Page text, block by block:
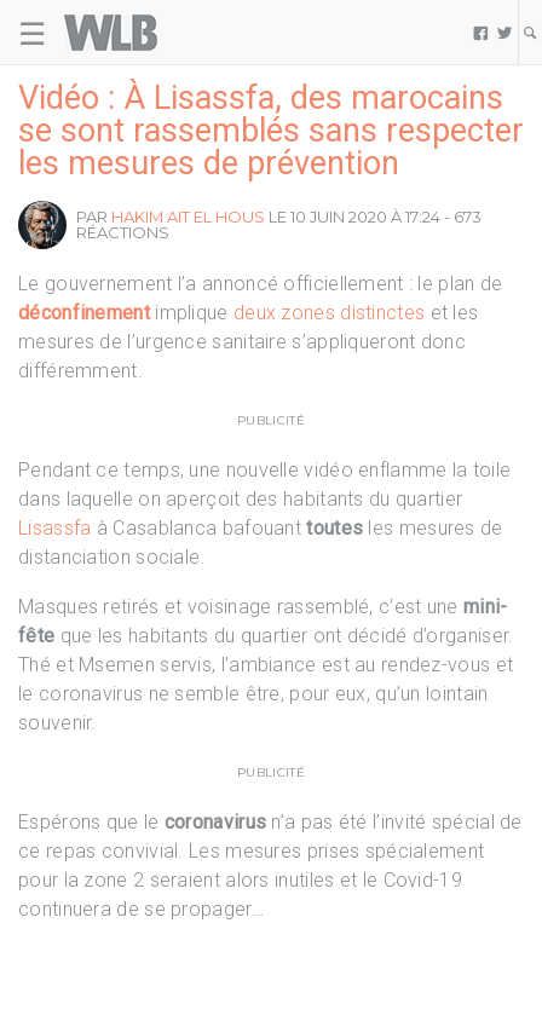
☰  
Vidéo : À Lisassfa, des marocains
se sont rassemblés sans respecter
les mesures de prévention
PAR HAKIM AIT EL HOUS LE 10 JUIN 2020 À 17:24 - 673
RÉACTIONS
Le gouvernement l’a annoncé officiellement : le plan de
déconfinementimplique deux zones distinctes et les
mesures de l’urgence sanitaire s’appliqueront donc
différemment.
PUBLICITÉ
Pendant ce temps, une nouvelle vidéo enflamme la toile
dans laquelle on aperçoit des habitants du quartier
Lisassfa à Casablanca bafouanttoutes les mesures de
distanciation sociale.
Masques retirés et voisinage rassemblé, c’est une mini-
fête que les habitants du quartier ont décidé d’organiser.
Thé et Msemen servis, l’ambiance est au rendez-vous et
le coronavirus ne semble être, pour eux, qu’un lointain
souvenir.
PUBLICITÉ
Espérons que le coronavirus n’a pas été l’invité spécial de
ce repas convivial. Les mesures prises spécialement
pour la zone 2 seraient alors inutiles et le Covid-19
continuera de se propager…